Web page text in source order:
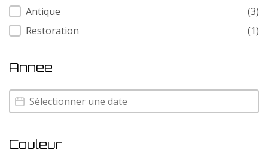
Antique
(3)
Restoration
(1)
Annee
Annee
Annee
Couleur